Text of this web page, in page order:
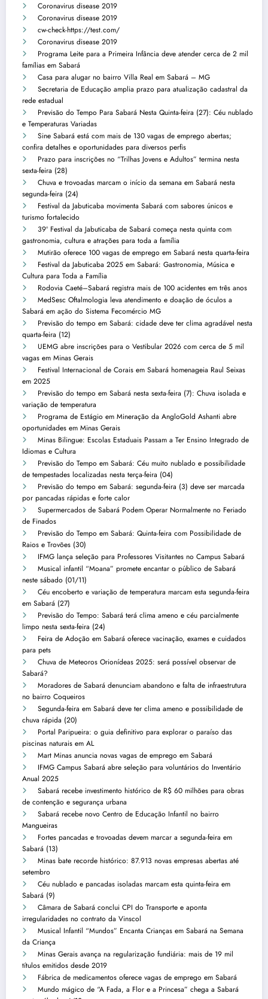
Coronavirus disease 2019
Coronavirus disease 2019
cw-check-https://test.com/
Coronavirus disease 2019
Programa Leite para a Primeira Infância deve atender cerca de 2 mil
famílias em Sabará
Casa para alugar no bairro Villa Real em Sabará – MG
Secretaria de Educação amplia prazo para atualização cadastral da
rede estadual
Previsão do Tempo Para Sabará Nesta Quinta-feira (27): Céu nublado
e Temperaturas Variadas
Sine Sabará está com mais de 130 vagas de emprego abertas;
confira detalhes e oportunidades para diversos perfis
Prazo para inscrições no “Trilhas Jovens e Adultos” termina nesta
sexta-feira (28)
Chuva e trovoadas marcam o início da semana em Sabará nesta
segunda-feira (24)
Festival da Jabuticaba movimenta Sabará com sabores únicos e
turismo fortalecido
39º Festival da Jabuticaba de Sabará começa nesta quinta com
gastronomia, cultura e atrações para toda a família
Mutirão oferece 100 vagas de emprego em Sabará nesta quarta-feira
Festival da Jabuticaba 2025 em Sabará: Gastronomia, Música e
Cultura para Toda a Família
Rodovia Caeté–Sabará registra mais de 100 acidentes em três anos
MedSesc Oftalmologia leva atendimento e doação de óculos a
Sabará em ação do Sistema Fecomércio MG
Previsão do tempo em Sabará: cidade deve ter clima agradável nesta
quarta-feira (12)
UEMG abre inscrições para o Vestibular 2026 com cerca de 5 mil
vagas em Minas Gerais
Festival Internacional de Corais em Sabará homenageia Raul Seixas
em 2025
Previsão do tempo em Sabará nesta sexta-feira (7): Chuva isolada e
variação de temperatura
Programa de Estágio em Mineração da AngloGold Ashanti abre
oportunidades em Minas Gerais
Minas Bilingue: Escolas Estaduais Passam a Ter Ensino Integrado de
Idiomas e Cultura
Previsão do Tempo em Sabará: Céu muito nublado e possibilidade
de tempestades localizadas nesta terça-feira (04)
Previsão do tempo em Sabará: segunda-feira (3) deve ser marcada
por pancadas rápidas e forte calor
Supermercados de Sabará Podem Operar Normalmente no Feriado
de Finados
Previsão do Tempo em Sabará: Quinta-feira com Possibilidade de
Raios e Trovões (30)
IFMG lança seleção para Professores Visitantes no Campus Sabará
Musical infantil “Moana” promete encantar o público de Sabará
neste sábado (01/11)
Céu encoberto e variação de temperatura marcam esta segunda-feira
em Sabará (27)
Previsão do Tempo: Sabará terá clima ameno e céu parcialmente
limpo nesta sexta-feira (24)
Feira de Adoção em Sabará oferece vacinação, exames e cuidados
para pets
Chuva de Meteoros Orionídeas 2025: será possível observar de
Sabará?
Moradores de Sabará denunciam abandono e falta de infraestrutura
no bairro Coqueiros
Segunda-feira em Sabará deve ter clima ameno e possibilidade de
chuva rápida (20)
Portal Paripueira: o guia definitivo para explorar o paraíso das
piscinas naturais em AL
Mart Minas anuncia novas vagas de emprego em Sabará
IFMG Campus Sabará abre seleção para voluntários do Inventário
Anual 2025
Sabará recebe investimento histórico de R$ 60 milhões para obras
de contenção e segurança urbana
Sabará recebe novo Centro de Educação Infantil no bairro
Mangueiras
Fortes pancadas e trovoadas devem marcar a segunda-feira em
Sabará (13)
Minas bate recorde histórico: 87.913 novas empresas abertas até
setembro
Céu nublado e pancadas isoladas marcam esta quinta-feira em
Sabará (9)
Câmara de Sabará conclui CPI do Transporte e aponta
irregularidades no contrato da Vinscol
Musical Infantil “Mundos” Encanta Crianças em Sabará na Semana
da Criança
Minas Gerais avança na regularização fundiária: mais de 19 mil
títulos emitidos desde 2019
Fábrica de medicamentos oferece vagas de emprego em Sabará
Mundo mágico de “A Fada, a Flor e a Princesa” chega a Sabará